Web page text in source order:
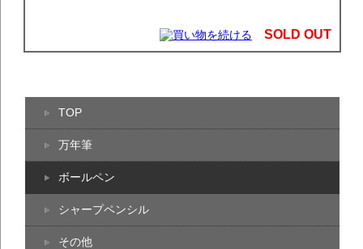
SOLD OUT
TOP
万年筆
ボールペン
シャープペンシル
その他